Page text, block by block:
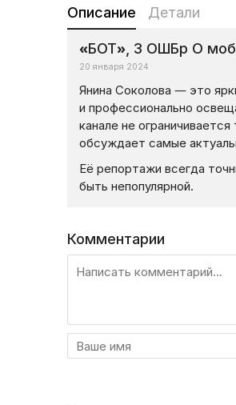
Описание Детали
«БОТ», 3 ОШБр О
20 января 2024
Янина Соколова — это
и профессионально
канале не
обсуждает самые
Её репортажи всегда
быть непопулярной.
Комментарии